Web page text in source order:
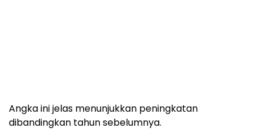
Angka ini jelas menunjukkan peningkatan
dibandingkan tahun sebelumnya.